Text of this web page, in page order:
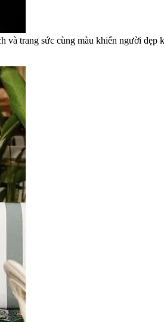
trang sức cùng màu khiến người đẹp